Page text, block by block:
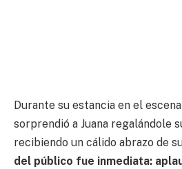
Durante su estancia en el
sorprendió a Juana regalándole
recibiendo un cálido abrazo de
del público fue inmediata: